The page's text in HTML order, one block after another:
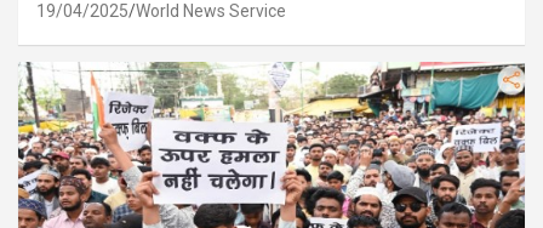
19/04/2025 World News Service